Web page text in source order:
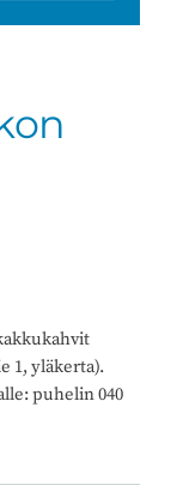
1, yläkerta).
puhelin 040